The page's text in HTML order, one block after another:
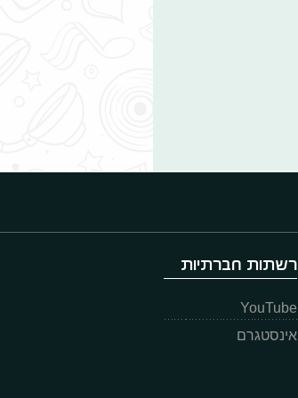
רשתות חברתיות
YouTube
אינסטגרם